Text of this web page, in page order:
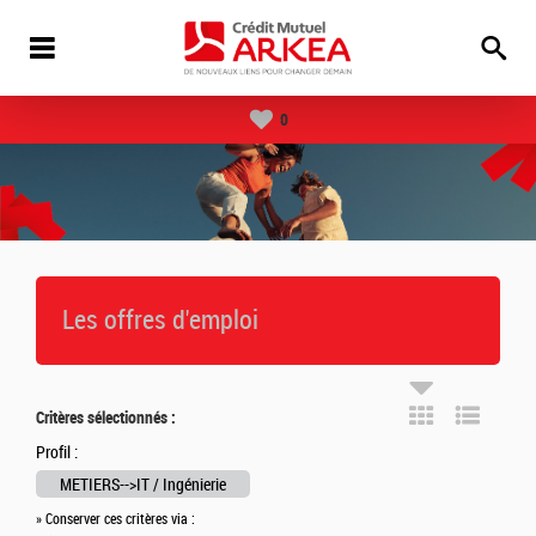
0
Les offres d'emploi
Critères sélectionnés :
Profil :
METIERS-->IT / Ingénierie
» Conserver ces critères via :